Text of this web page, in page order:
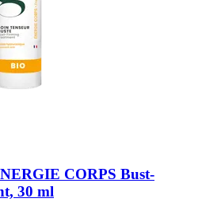
CORPS Bust-​
30 ml